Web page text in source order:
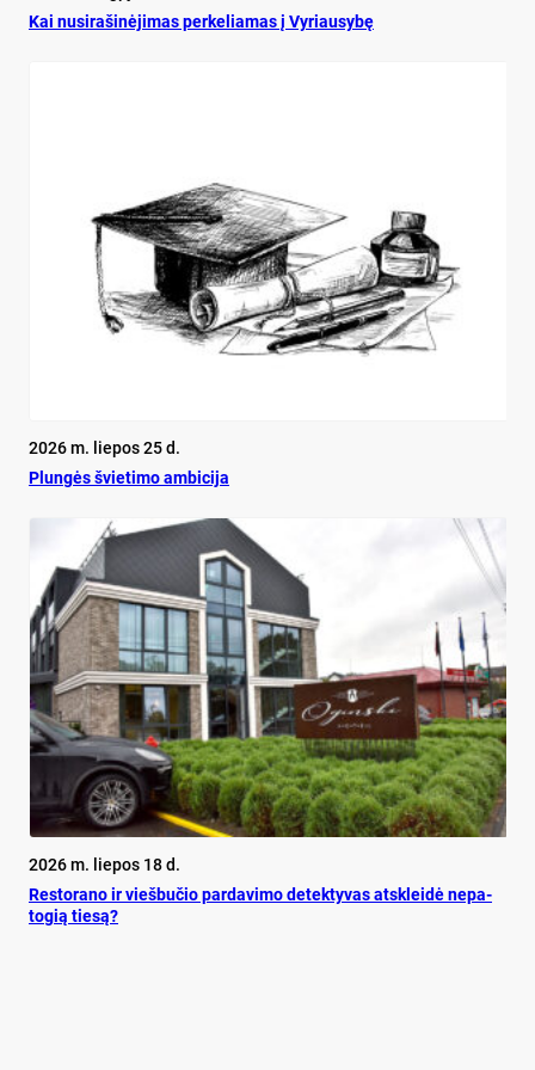
Kai nu­si­ra­ši­nė­ji­mas per­ke­lia­mas į Vy­riau­sy­bę
2026 m. liepos 25 d.
Plun­gės švie­ti­mo am­bi­ci­ja
2026 m. liepos 18 d.
Res­to­ra­no ir vieš­bu­čio par­da­vi­mo de­tek­ty­vas at­sklei­dė ne­pa­
to­gią tie­są?